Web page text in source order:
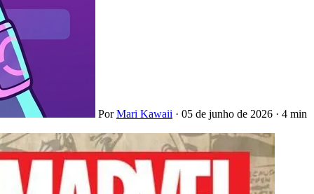
PorMari Kawaii · 05 de junho de 2026 · 4 min